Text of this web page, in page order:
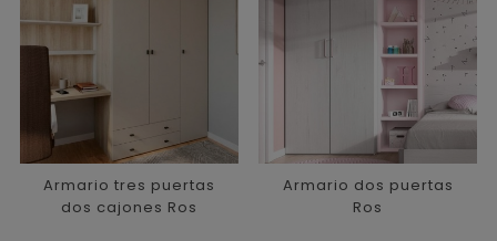
Armario tres puertas
dos cajones Ros
Armario dos puertas
Ros